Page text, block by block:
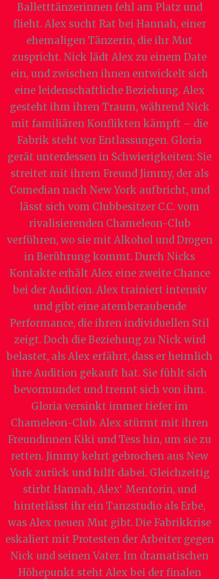
Balletttänzerinnen fehl am Platz und
flieht. Alex sucht Rat bei Hannah, einer
ehemaligen Tänzerin, die ihr Mut
zuspricht. Nick lädt Alex zu einem Date
ein, und zwischen ihnen entwickelt sich
eine leidenschaftliche Beziehung. Alex
gesteht ihm ihren Traum, während Nick
mit familiären Konflikten kämpft – die
Fabrik steht vor Entlassungen. Gloria
gerät unterdessen in Schwierigkeiten: Sie
streitet mit ihrem Freund Jimmy, der als
Comedian nach New York aufbricht, und
lässt sich vom Clubbesitzer C.C. vom
rivalisierenden Chameleon-Club
verführen, wo sie mit Alkohol und Drogen
in Berührung kommt. Durch Nicks
Kontakte erhält Alex eine zweite Chance
bei der Audition. Alex trainiert intensiv
und gibt eine atemberaubende
Performance, die ihren individuellen Stil
zeigt. Doch die Beziehung zu Nick wird
belastet, als Alex erfährt, dass er heimlich
ihre Audition gekauft hat. Sie fühlt sich
bevormundet und trennt sich von ihm.
Gloria versinkt immer tiefer im
Chameleon-Club. Alex stürmt mit ihren
Freundinnen Kiki und Tess hin, um sie zu
retten. Jimmy kehrt gebrochen aus New
York zurück und hilft dabei. Gleichzeitig
stirbt Hannah, Alex‘ Mentorin, und
hinterlässt ihr ein Tanzstudio als Erbe,
was Alex neuen Mut gibt. Die Fabrikkrise
eskaliert mit Protesten der Arbeiter gegen
Nick und seinen Vater. Im dramatischen
Höhepunkt steht Alex bei der finalen